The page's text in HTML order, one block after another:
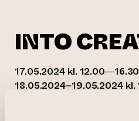
INTO
17.05.2024 kl. 12.00—16.30
18.05.2024–19.05.2024
22.05.2024–24.05.2024
25.05.2024–26.05.2024